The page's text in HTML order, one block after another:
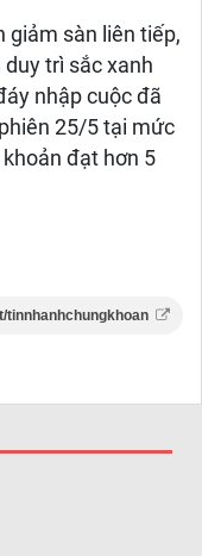
giảm sàn liên tiếp,
trì sắc xanh
nhập cuộc đã
25/5 tại mức
đạt hơn 5
tinnhanhchungkhoan